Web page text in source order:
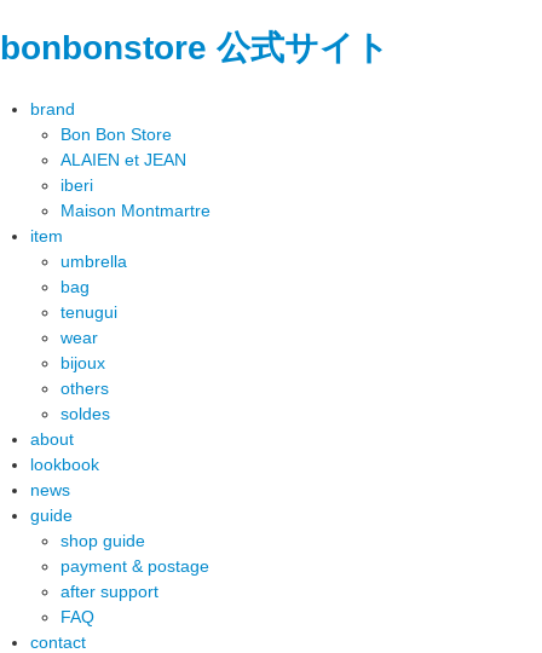
bonbonstore 公式サイト
brand
Bon Bon Store
ALAIEN et JEAN
iberi
Maison Montmartre
item
umbrella
bag
tenugui
wear
bijoux
others
soldes
about
lookbook
news
guide
shop guide
payment & postage
after support
FAQ
contact